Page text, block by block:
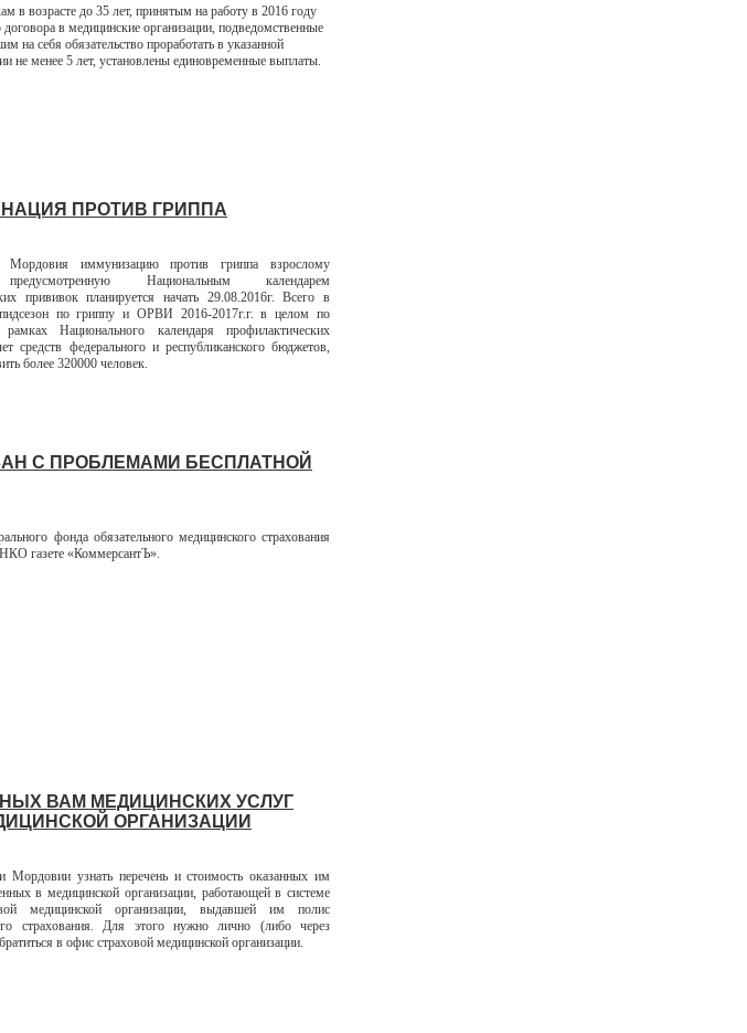
в возрасте до 35 лет, принятым на работу в 2016 году
договора в медицинские организации, подведомственные
на себя обязательство проработать в указанной
не менее 5 лет, установлены единовременные выплаты.
ПРОТИВ ГРИППА
Мордовия иммунизацию против гриппа взрослому
Национальным календарем
прививок планируется начать 29.08.2016г. Всего в
по гриппу и ОРВИ 2016-2017г.г. в целом по
Национального календаря профилактических
средств федерального и республиканского бюджетов,
более 320000 человек.
С ПРОБЛЕМАМИ БЕСПЛАТНОЙ
фонда обязательного медицинского страхования
«КоммерсантЪ».
ВАМ МЕДИЦИНСКИХ УСЛУГ
ОРГАНИЗАЦИИ
Мордовии узнать перечень и стоимость оказанных им
в медицинской организации, работающей в системе
медицинской организации, выдавшей им полис
страхования. Для этого нужно лично (либо через
в офис страховой медицинской организации.